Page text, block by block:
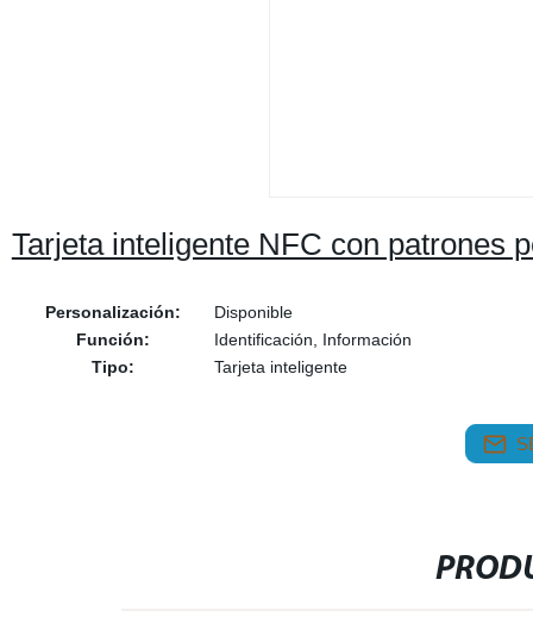
Tarjeta inteligente NFC con patrones
Personalización:
Disponible
Función:
Identificación, Información
Tipo:
Tarjeta inteligente